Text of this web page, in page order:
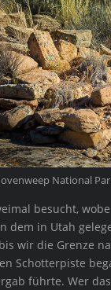
National
besucht,
dem in Utah
wir die Grenze
Schotterpiste
führte. Wer